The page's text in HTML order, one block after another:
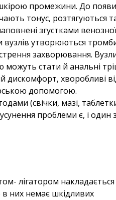
шкірою промежини. До появи
тонус, розтягуються
згустками венозної
утворюються
захворювання.
стати й анальні
хворобливі
допомогою.
(свічки, мазі,
проблеми є, і один
лігатором накладається
в них немає шкідливих